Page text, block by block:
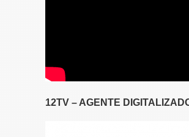
12TV – AGENTE